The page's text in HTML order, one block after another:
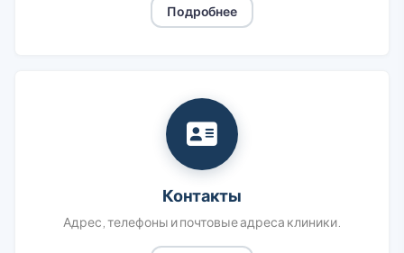
Подробнее
Контакты
Адрес, телефоны и почтовые адреса клиники.